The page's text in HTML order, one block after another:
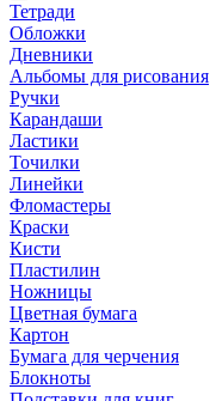
Тетради
Обложки
Дневники
Альбомы для рисования
Ручки
Карандаши
Ластики
Точилки
Линейки
Фломастеры
Краски
Кисти
Пластилин
Ножницы
Цветная бумага
Картон
Бумага для черчения
Блокноты